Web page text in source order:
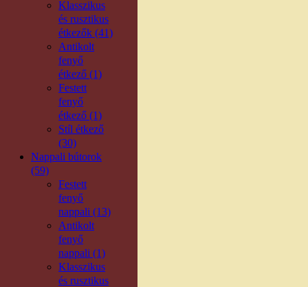
Klasszikus
és rusztikus
étkezők (41)
Antikolt
fenyő
étkező (1)
Festett
fenyő
étkező (1)
Stíl étkező
(30)
Nappali bútorok
(59)
Festett
fenyő
nappali (13)
Antikolt
fenyő
nappali (1)
Klasszikus
és rusztikus